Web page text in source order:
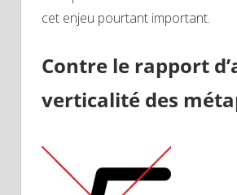
cet enjeu pourtant important.
Contre le rapport
verticalité des